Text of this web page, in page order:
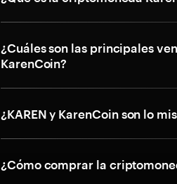
¿Cuáles son las principales
KarenCoin?
¿KAREN y KarenCoin son lo
¿Cómo comprar la